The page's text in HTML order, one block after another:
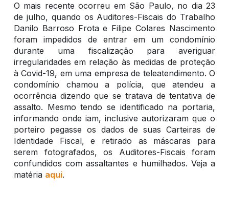
O mais recente ocorreu em São Paulo, no dia 23
de julho, quando os Auditores-Fiscais do Trabalho
Danilo Barroso Frota e Filipe Colares Nascimento
foram impedidos de entrar em um condomínio
durante uma fiscalização para averiguar
irregularidades em relação às medidas de proteção
à Covid-19, em uma empresa de teleatendimento. O
condomínio chamou a polícia, que atendeu a
ocorrência dizendo que se tratava de tentativa de
assalto. Mesmo tendo se identificado na portaria,
informando onde iam, inclusive autorizaram que o
porteiro pegasse os dados de suas Carteiras de
Identidade Fiscal, e retirado as máscaras para
serem fotografados, os Auditores-Fiscais foram
confundidos com assaltantes e humilhados. Veja a
matéria aqui.